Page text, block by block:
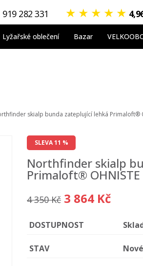
919 282 331 ★ ★ ★ ★ ★
Lyžařské oblečení Bazar
skialp bunda zateplující lehká Primaloft®
SLEVA 11 %
Northfinder skialp
Primaloft® OHNISTE
4 350 Kč 3 864 Kč
DOSTUPNOST
STAV Nové